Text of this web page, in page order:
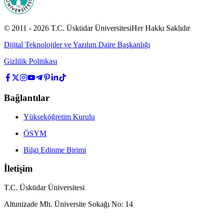
© 2011 - 2026 T.C. Üsküdar ÜniversitesiHer Hakkı Saklıdır
Dijital Teknolojiler ve Yazılım Daire Başkanlığı
Gizlilik Politikası
Bağlantılar
Yükseköğretim Kurulu
ÖSYM
Bilgi Edinme Birimi
İletişim
T.C. Üsküdar Üniversitesi
Altunizade Mh. Üniversite Sokağı No: 14